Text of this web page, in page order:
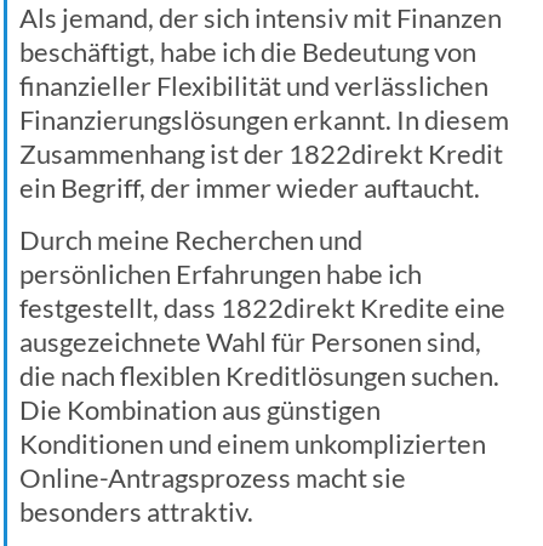
Als jemand, der sich intensiv mit Finanzen
beschäftigt, habe ich die Bedeutung von
finanzieller Flexibilität und verlässlichen
Finanzierungslösungen erkannt. In diesem
Zusammenhang ist der 1822direkt Kredit
ein Begriff, der immer wieder auftaucht.
Durch meine Recherchen und
persönlichen Erfahrungen habe ich
festgestellt, dass 1822direkt Kredite eine
ausgezeichnete Wahl für Personen sind,
die nach flexiblen Kreditlösungen suchen.
Die Kombination aus günstigen
Konditionen und einem unkomplizierten
Online-Antragsprozess macht sie
besonders attraktiv.